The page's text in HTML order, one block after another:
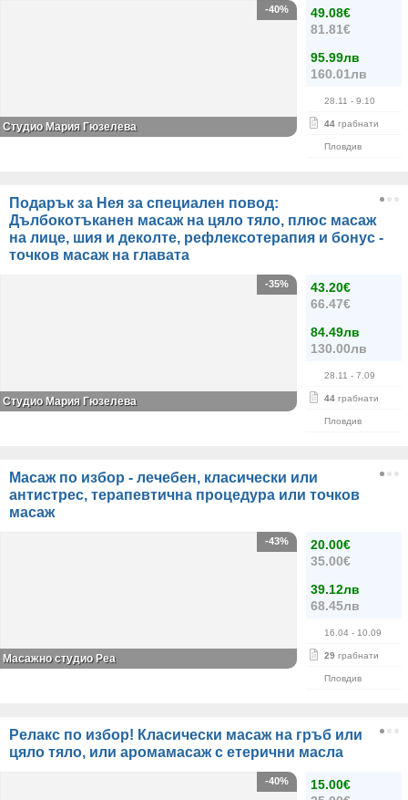
49.08€
81.81€
95.99лв
160.01лв
28.11 - 9.10
44 грабнати
Пловдив
-40%
Студио Мария Гюзелева
Подарък за Нея за специален повод:
Дълбокотъканен масаж на цяло тяло, плюс масаж
на лице, шия и деколте, рефлексотерапия и бонус -
точков масаж на главата
43.20€
66.47€
84.49лв
130.00лв
28.11 - 7.09
44 грабнати
Пловдив
-35%
Студио Мария Гюзелева
Масаж по избор - лечебен, класически или
антистрес, терапевтична процедура или точков
масаж
20.00€
35.00€
39.12лв
68.45лв
16.04 - 10.09
29 грабнати
Пловдив
-43%
Масажно студио Реа
Релакс по избор! Класически масаж на гръб или
цяло тяло, или аромамасаж с етерични масла
15.00€
-40%